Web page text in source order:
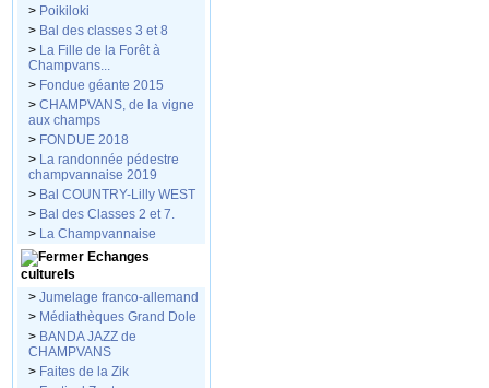
> Poikiloki
> Bal des classes 3 et 8
> La Fille de la Forêt à
Champvans...
> Fondue géante 2015
> CHAMPVANS, de la vigne
aux champs
> FONDUE 2018
> La randonnée pédestre
champvannaise 2019
> Bal COUNTRY-Lilly WEST
> Bal des Classes 2 et 7.
> La Champvannaise
Echanges
culturels
> Jumelage franco-allemand
> Médiathèques Grand Dole
> BANDA JAZZ de
CHAMPVANS
> Faites de la Zik